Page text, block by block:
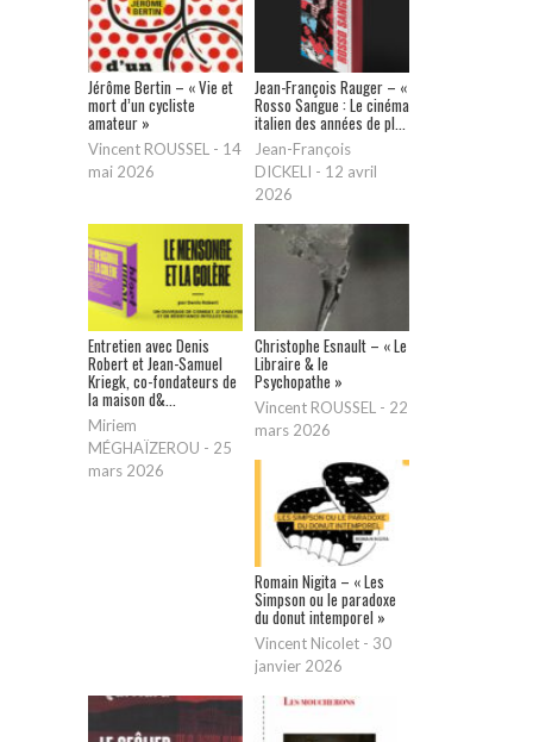
Jérôme Bertin – « Vie et
mort d’un cycliste
amateur »
Vincent ROUSSEL - 14
mai 2026
Jean-François Rauger – «
Rosso Sangue : Le cinéma
italien des années de pl...
Jean-François
DICKELI - 12 avril
2026
Entretien avec Denis
Robert et Jean-Samuel
Kriegk, co-fondateurs de
la maison d&...
Miriem
MÉGHAÏZEROU - 25
mars 2026
Christophe Esnault – « Le
Libraire & le
Psychopathe »
Vincent ROUSSEL - 22
mars 2026
Romain Nigita – « Les
Simpson ou le paradoxe
du donut intemporel »
Vincent Nicolet - 30
janvier 2026